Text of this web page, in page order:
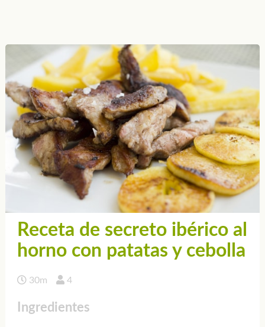
Receta de secreto ibérico al
horno con patatas y cebolla
30m 4
Ingredientes